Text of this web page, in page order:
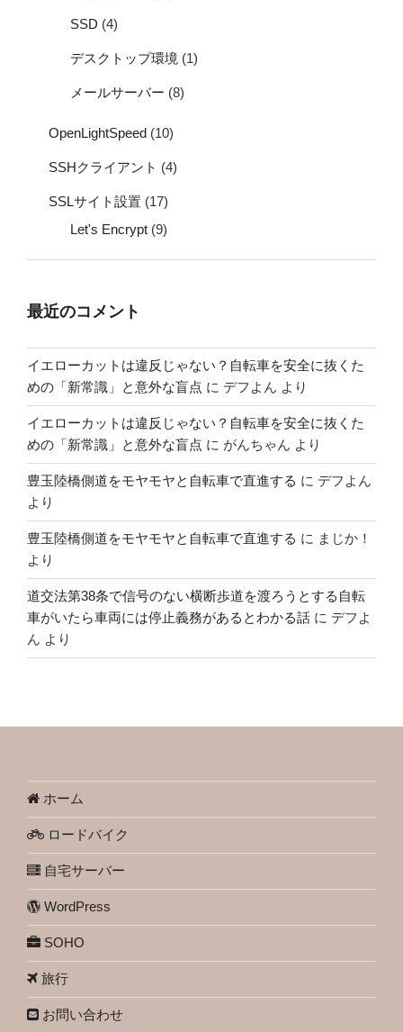
SSD (4)
デスクトップ環境 (1)
メールサーバー (8)
OpenLightSpeed (10)
SSHクライアント (4)
SSLサイト設置 (17)
Let's Encrypt (9)
最近のコメント
イエローカットは違反じゃない？自転車を安全に抜くた
めの「新常識」と意外な盲点 に デフよん より
イエローカットは違反じゃない？自転車を安全に抜くた
めの「新常識」と意外な盲点 に がんちゃん より
豊玉陸橋側道をモヤモヤと自転車で直進する に デフよん
より
豊玉陸橋側道をモヤモヤと自転車で直進する に まじか！
より
道交法第38条で信号のない横断歩道を渡ろうとする自転
車がいたら車両には停止義務があるとわかる話 に デフよ
ん より
ホーム
ロードバイク
自宅サーバー
WordPress
SOHO
旅行
お問い合わせ